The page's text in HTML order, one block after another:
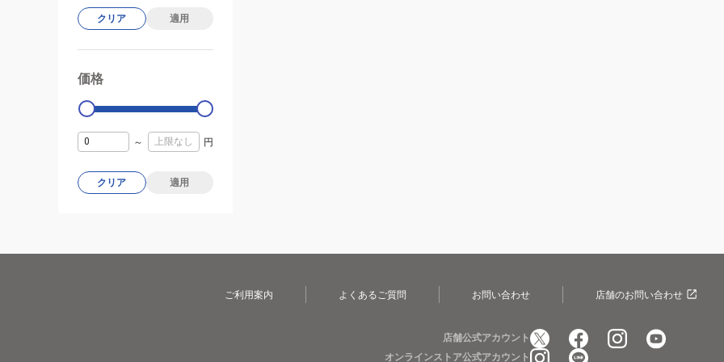
クリア 適用
価格
0
～ 円
クリア 適用
ご利用案内 よくあるご質問 お問い合わせ 店舗のお問い合わせ
店舗公式アカウント
オンラインストア公式アカウント